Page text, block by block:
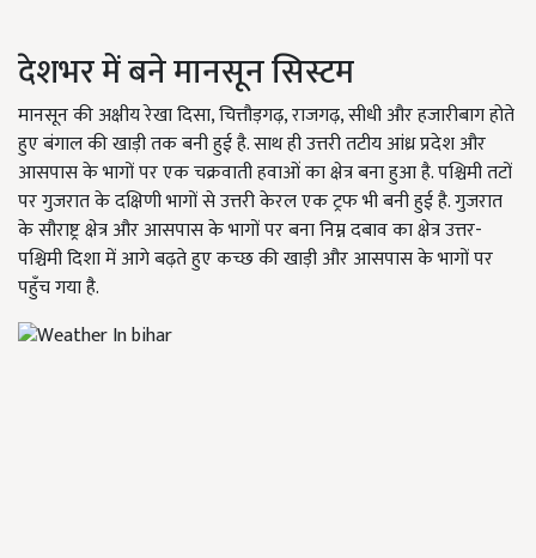
देशभर में बने मानसून सिस्टम
मानसून की अक्षीय रेखा दिसा, चित्तौड़गढ़, राजगढ़, सीधी और हजारीबाग होते
हुए बंगाल की खाड़ी तक बनी हुई है. साथ ही उत्तरी तटीय आंध्र प्रदेश और
आसपास के भागों पर एक चक्रवाती हवाओं का क्षेत्र बना हुआ है. पश्चिमी तटों
पर गुजरात के दक्षिणी भागों से उत्तरी केरल एक ट्रफ भी बनी हुई है. गुजरात
के सौराष्ट्र क्षेत्र और आसपास के भागों पर बना निम्न दबाव का क्षेत्र उत्तर-
पश्चिमी दिशा में आगे बढ़ते हुए कच्छ की खाड़ी और आसपास के भागों पर
पहुँच गया है.